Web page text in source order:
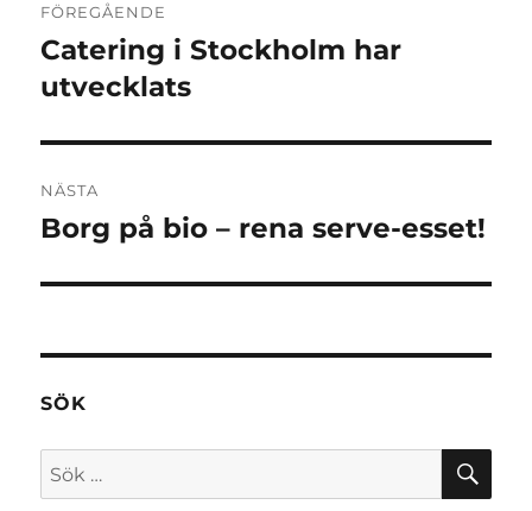
FÖREGÅENDE
Föregående
inlägg:
Catering i Stockholm har
utvecklats
NÄSTA
Nästa
Borg på bio – rena serve-esset!
SÖK
Sök
efter: